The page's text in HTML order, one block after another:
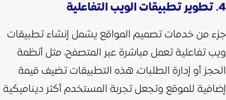
4. تطوير تطبيقات الويب التفاعلية
جزء من خدمات تصميم المواقع يشمل إنشاء تطبيقات
ويب تفاعلية تعمل مباشرة عبر المتصفح، مثل أنظمة
الحجز أو إدارة الطلبات، هذه التطبيقات تضيف قيمة
إضافية للموقع وتجعل تجربة المستخدم أكثر ديناميكية